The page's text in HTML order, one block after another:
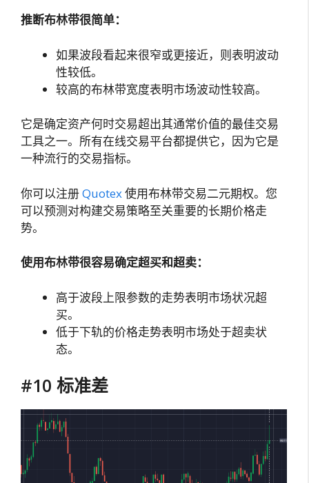
推断布林带很简单：
如果波段看起来很窄或更接近，则表明波动
性较低。
较高的布林带宽度表明市场波动性较高。
它是确定资产何时交易超出其通常价值的最佳交易
工具之一。所有在线交易平台都提供它，因为它是
一种流行的交易指标。
你可以注册Quotex使用布林带交易二元期权。您
可以预测对构建交易策略至关重要的长期价格走
势。
使用布林带很容易确定超买和超卖：
高于波段上限参数的走势表明市场状况超
买。
低于下轨的价格走势表明市场处于超卖状
态。
#10 标准差